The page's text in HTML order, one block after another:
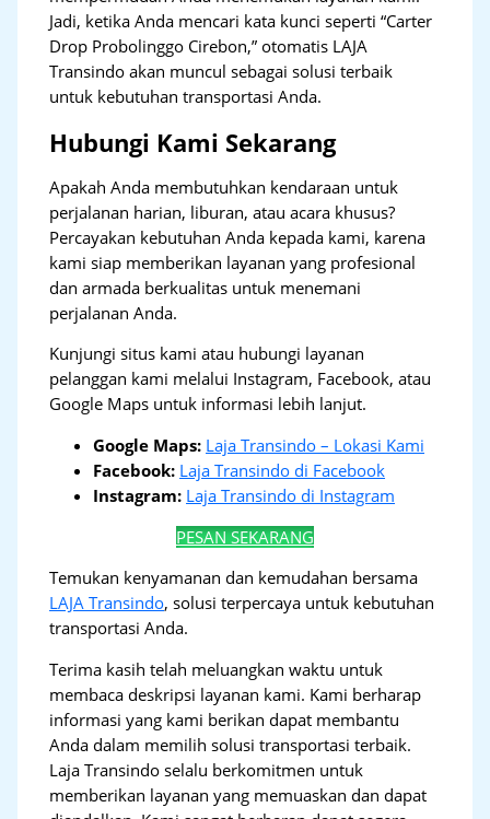
Jadi, ketika Anda mencari kata kunci seperti “Carter
Drop Probolinggo Cirebon,” otomatis LAJA
Transindo akan muncul sebagai solusi terbaik
untuk kebutuhan transportasi Anda.
Hubungi Kami Sekarang
Apakah Anda membutuhkan kendaraan untuk
perjalanan harian, liburan, atau acara khusus?
Percayakan kebutuhan Anda kepada kami, karena
kami siap memberikan layanan yang profesional
dan armada berkualitas untuk menemani
perjalanan Anda.
Kunjungi situs kami atau hubungi layanan
pelanggan kami melalui Instagram, Facebook, atau
Google Maps untuk informasi lebih lanjut.
Google Maps: Laja Transindo – Lokasi Kami
Facebook: Laja Transindo di Facebook
Instagram: Laja Transindo di Instagram
PESAN SEKARANG
Temukan kenyamanan dan kemudahan bersama
LAJA Transindo, solusi terpercaya untuk kebutuhan
transportasi Anda.
Terima kasih telah meluangkan waktu untuk
membaca deskripsi layanan kami. Kami berharap
informasi yang kami berikan dapat membantu
Anda dalam memilih solusi transportasi terbaik.
Laja Transindo selalu berkomitmen untuk
memberikan layanan yang memuaskan dan dapat